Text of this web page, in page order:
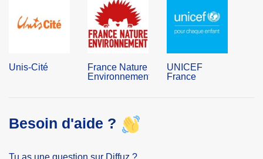
Unis-Cité
France Nature
Environnement
UNICEF
France
Besoin d'aide ?
Tu as une question sur Diffuz ?